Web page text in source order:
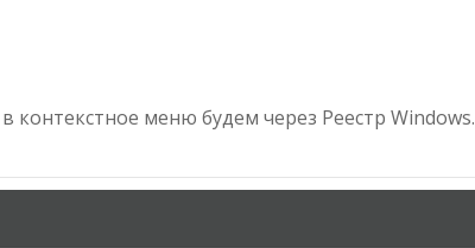
контекстное меню будем через Реестр Windows.